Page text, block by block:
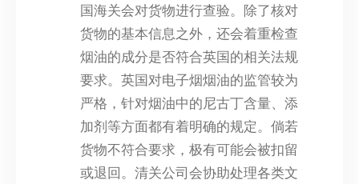
国海关会对货物进行查验。除了核对
货物的基本信息之外，还会着重检查
烟油的成分是否符合英国的相关法规
要求。英国对电子烟烟油的监管较为
严格，针对烟油中的尼古丁含量、添
加剂等方面都有着明确的规定。倘若
货物不符合要求，极有可能会被扣留
或退回。清关公司会协助处理各类文